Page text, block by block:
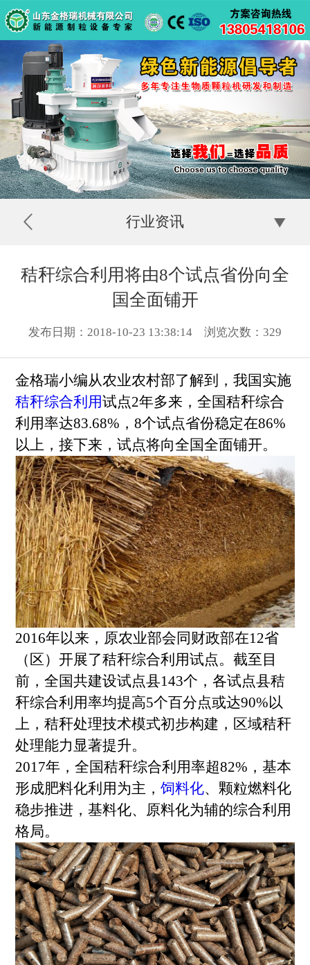
行业资讯
秸秆综合利用将由8个试点省份向全
国全面铺开
发布日期：2018-10-23 13:38:14 浏览次数： 329
金格瑞小编从农业农村部了解到，我国实施
秸秆综合利用试点2年多来，全国秸秆综合
利用率达83.68%，8个试点省份稳定在86%
以上，接下来，试点将向全国全面铺开。
2016年以来，原农业部会同财政部在12省
（区）开展了秸秆综合利用试点。截至目
前，全国共建设试点县143个，各试点县秸
秆综合利用率均提高5个百分点或达90%以
上，秸秆处理技术模式初步构建，区域秸秆
处理能力显著提升。
2017年，全国秸秆综合利用率超82%，基本
形成肥料化利用为主，饲料化、颗粒燃料化
稳步推进，基料化、原料化为辅的综合利用
格局。